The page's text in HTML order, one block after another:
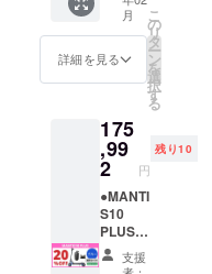
付1種）
である
という
ことを
理解し
で、道
路交通
法を
守って
安全に
乗りま
す」 上
記2点に
ついて
は、事
前にナ
ンバー
プレー
ト登録
賠責保
険へ加
入し、
実行者
へ確認
写真を
送付し
ます」
「当電
される
場合
は、下
記の文
章を
欄】 へ
コピー
＆ペー
ストし
てくだ
さい。
↓ ↓ ↓ ↓
↓ ↓ ↓ ↓
↓ 「当
ができ
ませ
ん。ま
た製品
をお送
ことが
できま
せん。
個人情
報は厳
守いた
しま
す。
※ 下記
PLUSは
公道仕
様の電
動キッ
クボー
す。法
律上、
原動機
付自転
車（原
付1種）
となり
ます。
※ 【備
ス宛に
お送り
いたし
ます。
＝＝＝
MANTI
S10
PLUSに
興味を
持ちご
支援い
ただけ
る方
へ、下
ご購入
下さ
い。 ブ
ラック/
標準タ
台 ※ナ
ンバー
プレー
ト登録
に必要
な原動
機付自
転車販
売証明
台】 販
売予定
価格
￥219,9
90（税
→
￥175,9
92（税
込・送
料込）
※発送先
が北海
道・沖
縄県・
月
詳細を見る
こ
の
リ
タ
ー
ン
を
選
択
す
る
175
,99
2 円
残り10
●MANTI
S10
PLUS
＜
20％OF
支援